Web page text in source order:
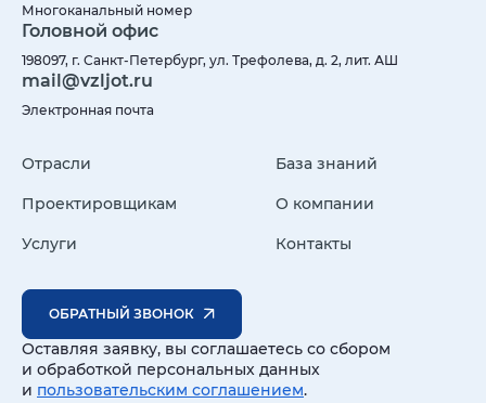
Многоканальный номер
Головной офис
198097, г. Санкт-Петербург, ул. Трефолева, д. 2, лит. АШ
mail@vzljot.ru
Электронная почта
Отрасли
Проектировщикам
Услуги
База знаний
О компании
Контакты
ОБРАТНЫЙ ЗВОНОК
Оставляя заявку, вы соглашаетесь со сбором
и обработкой персональных данных
и пользовательским соглашением.